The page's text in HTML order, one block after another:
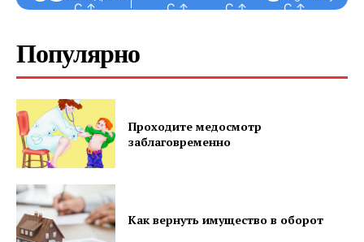
С ↑
С ↑
С ↑
С ↑
С ↑
Популярно
Проходите медосмотр
заблаговременно
Как вернуть имущество в оборот